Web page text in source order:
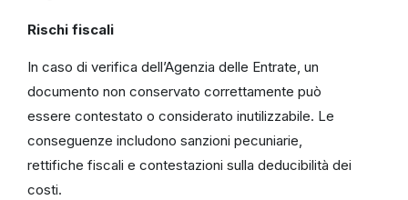
Rischi fiscali
In caso di verifica dell’Agenzia delle Entrate, un
documento non conservato correttamente può
essere contestato o considerato inutilizzabile. Le
conseguenze includono sanzioni pecuniarie,
rettifiche fiscali e contestazioni sulla deducibilità dei
costi.